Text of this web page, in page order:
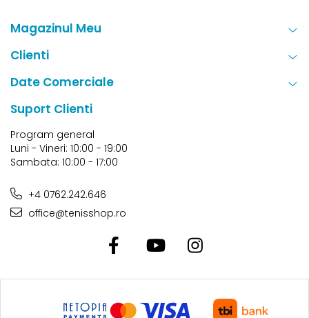
Magazinul Meu
Clienti
Date Comerciale
Suport Clienti
Program general
Luni - Vineri: 10:00 - 19:00
Sambata: 10:00 - 17:00
+4 0762.242.646
office@tenisshop.ro